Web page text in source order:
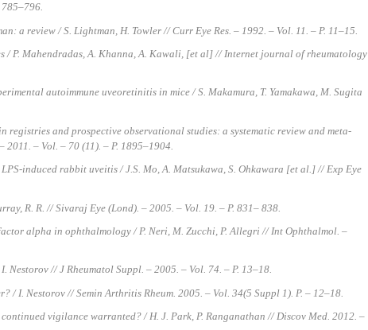
a review / S. Lightman, H. Towler // Curr Eye Res. – 1992. – Vol. 11. – P. 11–15.
/ P. Mahendradas, A. Khanna, A. Kawali, [et al] // Internet journal of rheumatology
autoimmune uveoretinitis in mice / S. Makamura, T. Yamakawa, M. Sugita
and prospective observational studies: a systematic review and meta-
– Vol. – 70 (11). – P. 1895–1904.
induced rabbit uveitis / J.S. Mo, A. Matsukawa, S. Ohkawara [et al.] // Exp Eye
R. R. // Sivaraj Eye (Lond). – 2005. – Vol. 19. – P. 831– 838.
alpha in ophthalmology / P. Neri, M. Zucchi, P. Allegri // Int Ophthalmol. –
// J Rheumatol Suppl. – 2005. – Vol. 74. – P. 13–18.
I. Nestorov // Semin Arthritis Rheum. 2005. – Vol. 34(5 Suppl 1). P. – 12–18.
vigilance warranted? / H. J. Park, P. Ranganathan // Discov Med. 2012. –